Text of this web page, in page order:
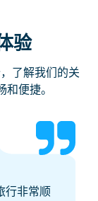
验
了解我们的关
便捷。
行非常顺